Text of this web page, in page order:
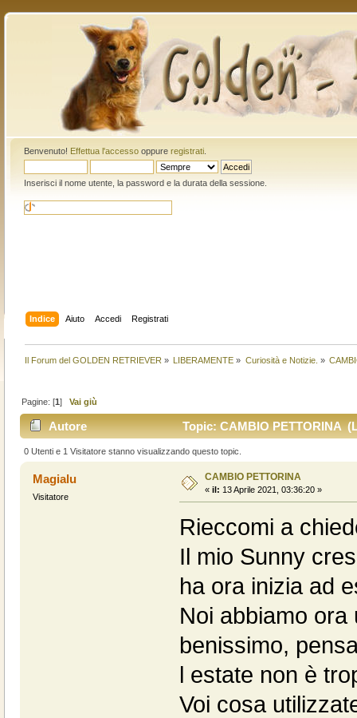
Benvenuto! Effettua l'accessooppure registrati.
Inserisci il nome utente, la password e la durata della sessione.
Indice Aiuto Accedi Registrati
Il Forum del GOLDEN RETRIEVER » LIBERAMENTE » Curiosità e Notizie. »
Pagine: [1]Vai giù
Autore Topic: CAMBIO PETTORINA
0 Utenti e 1 Visitatore stanno visualizzando questo topic.
Magialu
Visitatore
CAMBIO PETTORINA
« il: 13 Aprile 2021, 03:36:20 »
Rieccomi a
Il mio Sunny
ha ora inizia ad
Noi abbiamo
benissimo,
l estate non è
Voi cosa